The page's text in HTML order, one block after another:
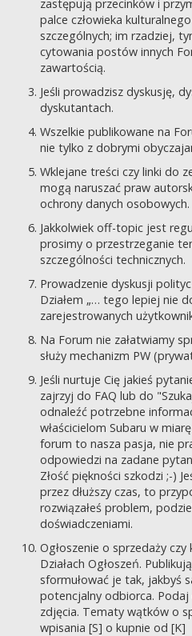
zastępują przecinków i
palce człowieka
szczególnych; im rzadziej,
cytowania postów innych
zawartością.
Jeśli prowadzisz dyskusję,
dyskutantach.
Wszelkie publikowane na
nie tylko z dobrymi
Wklejane treści czy linki do
mogą naruszać praw
ochrony danych osobowych.
Jakkolwiek off-topic jest
prosimy o przestrzeganie
szczególności technicznych.
Prowadzenie dyskusji
Działem „… tego lepiej nie
zarejestrowanych
Na Forum nie załatwiamy
służy mechanizm PW
Jeśli nurtuje Cię jakieś
zajrzyj do FAQ lub do
odnaleźć potrzebne
właścicielom Subaru w
forum to nasza pasja, nie
odpowiedzi na zadane
Złość piękności szkodzi ;-)
przez dłuższy czas, to
rozwiązałeś problem,
doświadczeniami.
Ogłoszenie o sprzedaży
Działach Ogłoszeń.
sformułować je tak, jakbyś
potencjalny odbiorca. Podaj
zdjęcia. Tematy wątków o
wpisania [S] o kupnie od [K]